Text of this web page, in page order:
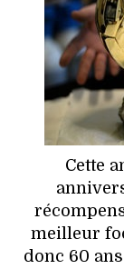
Cette
meilleur
donc 60